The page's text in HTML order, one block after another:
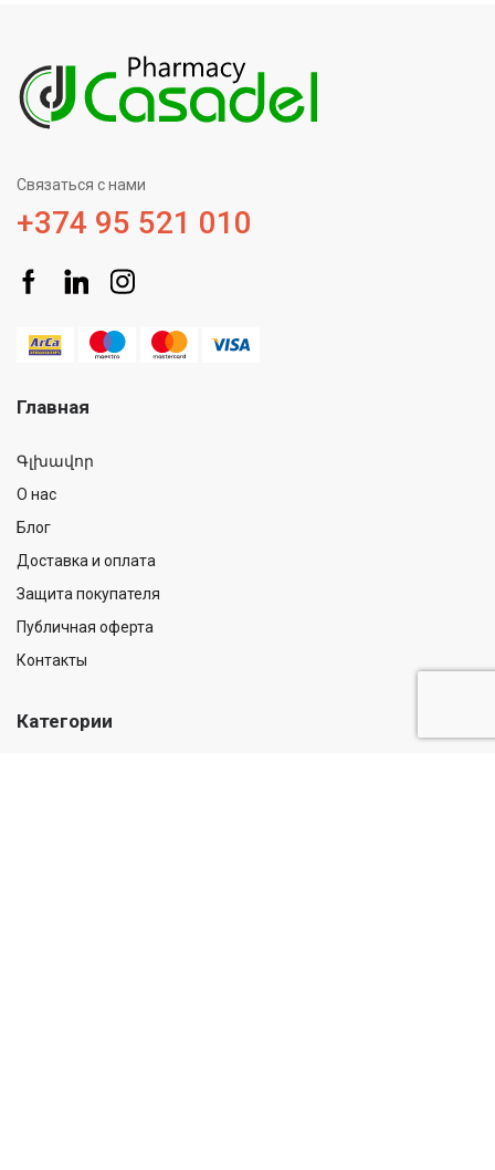
Связаться с нами
+374 95 521 010
Главная
Գլխավոր
О нас
Блог
Доставка и оплата
Защита покупателя
Публичная оферта
Контакты
Категории